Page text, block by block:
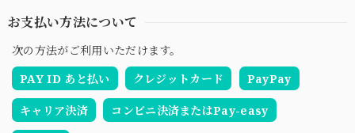
お支払い方法について
次の方法がご利用いただけます。
PAY ID あと払い
クレジットカード PayPay
キャリア決済 コンビニ決済またはPay-easy